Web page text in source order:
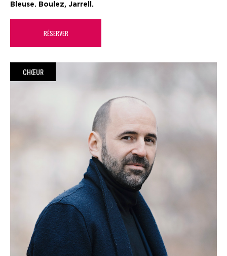
Bleuse. Boulez, Jarrell.
RÉSERVER
CHŒUR